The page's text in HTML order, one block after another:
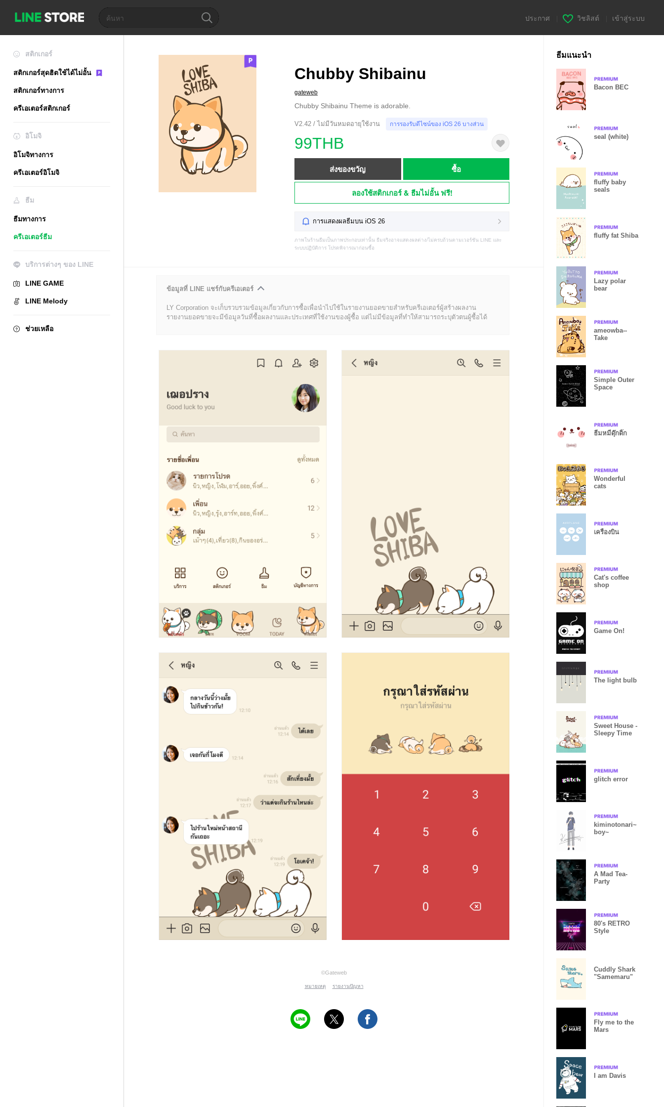
ประกาศ วิชลิสต์ เข้าสู่ระบบ
สติกเกอร์
สติกเกอร์สุดฮิตใช้ได้ไม่อั้น
สติกเกอร์ทางการ
ครีเอเตอร์สติกเกอร์
อิโมจิ
อิโมจิทางการ
ครีเอเตอร์อิโมจิ
ธีม
ธีมทางการ
ครีเอเตอร์ธีม
บริการต่างๆ ของ LINE
LINE GAME
LINE Melody
ช่วยเหลือ
Chubby Shibainu
gateweb
Chubby Shibainu Theme is adorable.
V2.42 / ไม่มีวันหมดอายุใช้งาน การรองรับดีไซน์ของ iOS 26 บางส่วน
99THB
ส่งของขวัญ ซื้อ
ลองใช้สติกเกอร์ & ธีมไม่อั้น ฟรี!
การแสดงผลธีมบน iOS 26
ภาพในร้านธีมเป็นภาพประกอบเท่านั้น ธีมจริงอาจแสดงผลต่าง/ไม่ครบถ้วนตามเวอร์ชัน LINE และ
ระบบปฏิบัติการ โปรดพิจารณาก่อนซื้อ
ข้อมูลที่ LINE แชร์กับครีเอเตอร์
LY Corporation จะเก็บรวบรวมข้อมูลเกี่ยวกับการซื้อเพื่อนำไปใช้ในรายงานยอดขายสำหรับครีเอเตอร์ผู้สร้างผลงาน
รายงานยอดขายจะมีข้อมูลวันที่ซื้อผลงานและประเทศที่ใช้งานของผู้ซื้อ แต่ไม่มีข้อมูลที่ทำให้สามารถระบุตัวตนผู้ซื้อได้
©Gateweb
หมายเหตุ รายงานปัญหา
ธีมแนะนำ
Bacon BEC
seal (white)
fluffy baby
seals
fluffy fat Shiba
Lazy polar
bear
ameowba--
Take
Simple Outer
Space
ธีมหมีดุ๊กดิ๊ก
Wonderful
cats
เครื่องบิน
Cat's coffee
shop
Game On!
The light bulb
Sweet House -
Sleepy Time
glitch error
kiminotonari~
boy~
A Mad Tea-
Party
80's RETRO
Style
Cuddly Shark
"Samemaru"
Fly me to the
Mars
I am Davis